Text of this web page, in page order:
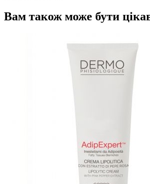
Вам також може бути